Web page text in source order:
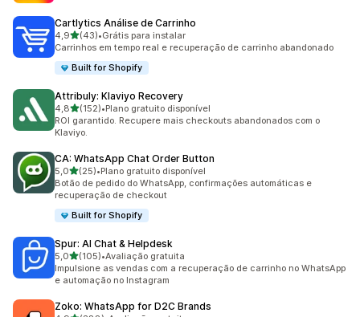
Cartlytics Análise de Carrinho
4,9de 5 estrelas
(43)
43 avaliações ao todo
•Grátis para instalar
Carrinhos em tempo real e recuperação de carrinho abandonado
Built for Shopify
Attribuly: Klaviyo Recovery
4,8de 5 estrelas
(152)
152 avaliações ao todo
•Plano gratuito disponível
ROI garantido. Recupere mais checkouts abandonados com o
Klaviyo.
CA: WhatsApp Chat Order Button
5,0de 5 estrelas
(25)
25 avaliações ao todo
•Plano gratuito disponível
Botão de pedido do WhatsApp, confirmações automáticas e
recuperação de checkout
Built for Shopify
Spur: AI Chat & Helpdesk
5,0de 5 estrelas
(105)
105 avaliações ao todo
•Avaliação gratuita
Impulsione as vendas com a recuperação de carrinho no WhatsApp
e automação no Instagram
Zoko: WhatsApp for D2C Brands